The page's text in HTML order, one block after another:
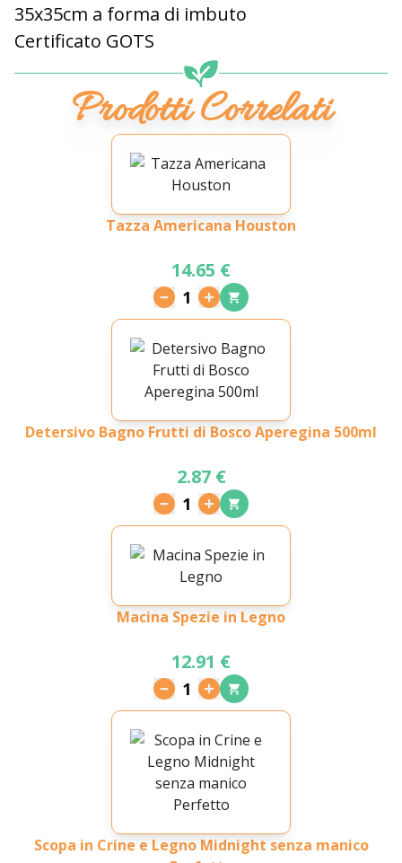
35x35cm a forma di imbuto
Certificato GOTS
Prodotti Correlati
Tazza Americana Houston
14.65 €
1
Detersivo Bagno Frutti di Bosco Aperegina 500ml
2.87 €
1
Macina Spezie in Legno
12.91 €
1
Scopa in Crine e Legno Midnight senza manico